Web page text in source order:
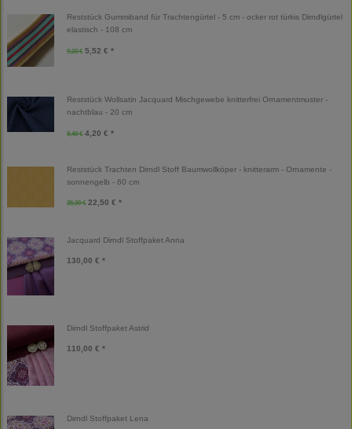
Reststück Gummiband für Trachtengürtel - 5 cm - ocker rot türkis Dirndlgürtel
elastisch - 108 cm
9,20 € 5,52 € *
Reststück Wollsatin Jacquard Mischgewebe knitterfrei Ornamentmuster -
nachtblau - 20 cm
8,40 € 4,20 € *
Reststück Trachten Dirndl Stoff Baumwollköper - knitterarm - Ornamente -
sonnengelb - 60 cm
25,00 € 22,50 € *
Jacquard Dirndl Stoffpaket Anna
130,00 € *
Dirndl Stoffpaket Astrid
110,00 € *
Dirndl Stoffpaket Lena